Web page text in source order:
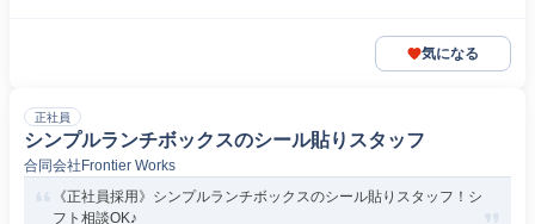
気になる
正社員
シンプルランチボックスのシール貼りスタッフ
合同会社Frontier Works
《正社員採用》シンプルランチボックスのシール貼りスタッフ！シ
フト相談OK♪